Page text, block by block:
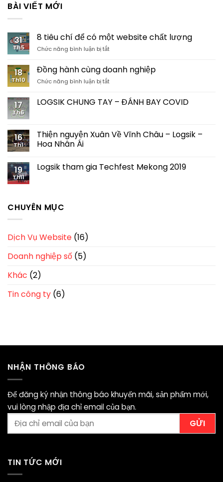
BÀI VIẾT MỚI
31
Th5
8 tiêu chí để có một website chất lượng
Chức năng bình luận bị tắtở
chí
để
một
18
Th10
Đồng hành cùng doanh nghiệp
Chức năng bình luận bị tắtở
hành
cùng
17
Th6
LOGSIK CHUNG TAY – ĐÁNH BAY COVID
16
Th1
Thiện nguyện Xuân Về Vĩnh Châu – Logsik –
Hoa Nhân Ái
19
Th11
Logsik tham gia Techfest Mekong 2019
CHUYÊN MỤC
Dịch Vụ Website (16)
Doanh nghiệp số (5)
Khác (2)
Tin công ty (6)
NHẬN THÔNG BÁO
Để đăng ký nhận thông báo khuyến mãi, sản phẩm mới,
vui lòng nhập địa chỉ email của bạn.
TIN TỨC MỚI